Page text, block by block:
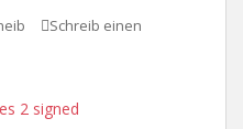
Schreib einen